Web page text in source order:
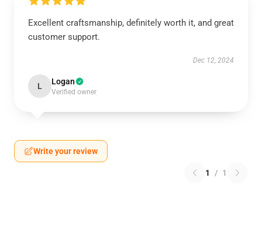
Excellent craftsmanship, definitely worth it, and great
customer support.
Dec 12, 2024
L Logan
Verified owner
Write your review
1 / 1